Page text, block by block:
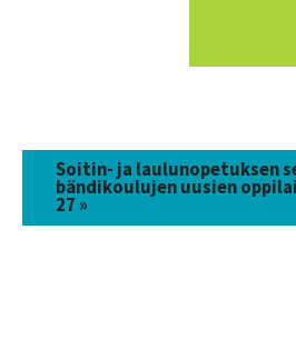
Soitin- ja laulunopetuksen
bändikoulujen uusien
27 »